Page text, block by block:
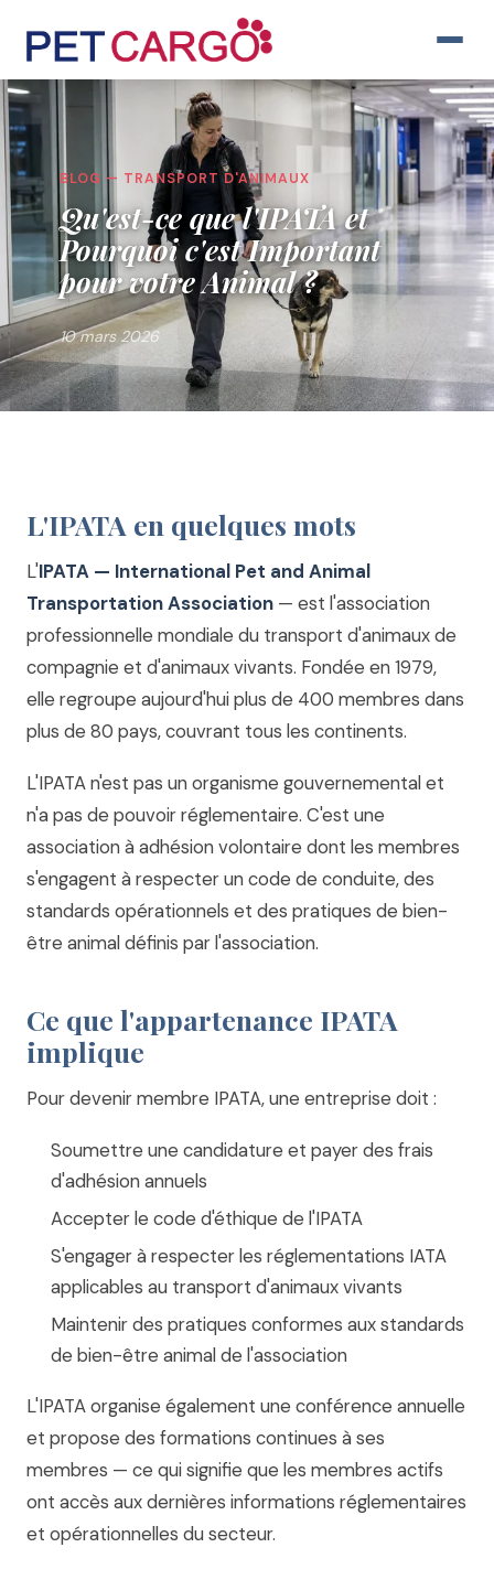
BLOG — TRANSPORT D'ANIMAUX
Qu'est-ce que l'IPATA et
Pourquoi c'est Important
pour votre Animal ?
10 mars 2026
L'IPATA en quelques mots
L'IPATA — International Pet and Animal
Transportation Association — est l'association
professionnelle mondiale du transport d'animaux de
compagnie et d'animaux vivants. Fondée en 1979,
elle regroupe aujourd'hui plus de 400 membres dans
plus de 80 pays, couvrant tous les continents.
L'IPATA n'est pas un organisme gouvernemental et
n'a pas de pouvoir réglementaire. C'est une
association à adhésion volontaire dont les membres
s'engagent à respecter un code de conduite, des
standards opérationnels et des pratiques de bien-
être animal définis par l'association.
Ce que l'appartenance IPATA
implique
Pour devenir membre IPATA, une entreprise doit :
Soumettre une candidature et payer des frais
d'adhésion annuels
Accepter le code d'éthique de l'IPATA
S'engager à respecter les réglementations IATA
applicables au transport d'animaux vivants
Maintenir des pratiques conformes aux standards
de bien-être animal de l'association
L'IPATA organise également une conférence annuelle
et propose des formations continues à ses
membres — ce qui signifie que les membres actifs
ont accès aux dernières informations réglementaires
et opérationnelles du secteur.